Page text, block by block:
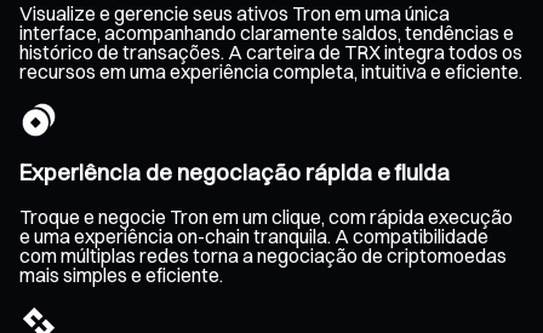
Visualize e gerencie seus ativos Tron em uma única
interface, acompanhando claramente saldos, tendências e
histórico de transações. A carteira de TRX integra todos os
recursos em uma experiência completa, intuitiva e eficiente.
Experiência de negociação rápida e fluida
Troque e negocie Tron em um clique, com rápida execução
e uma experiência on-chain tranquila. A compatibilidade
com múltiplas redes torna a negociação de criptomoedas
mais simples e eficiente.